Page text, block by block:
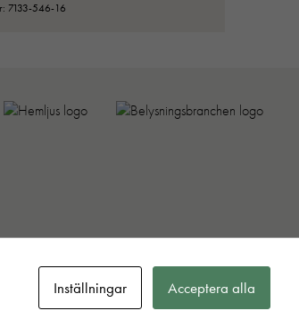
7133-546-16
Läs om hur vi behandlar dina personuppgifter.
Ändra inställningar för cookies.
Inställningar
Acceptera alla